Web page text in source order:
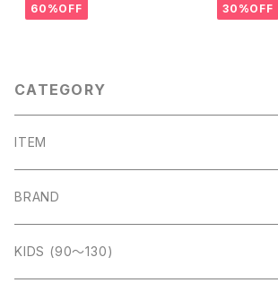
60%OFF 30%OFF
CATEGORY
ITEM
outer
tops
BRAND
Amber (kids)
KIDS (90〜130)